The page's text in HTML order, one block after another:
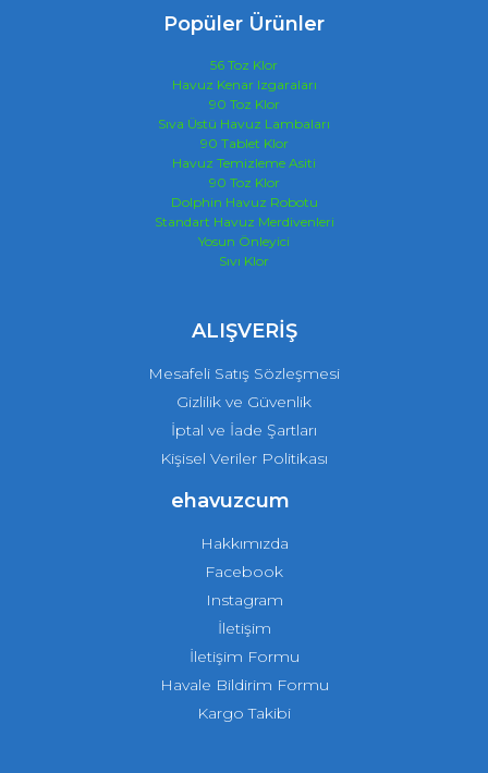
Popüler Ürünler
56 Toz Klor
Havuz Kenar Izgaraları
90 Toz Klor
Sıva Üstü Havuz Lambaları
90 Tablet Klor
Havuz Temizleme Asiti
90 Toz Klor
Dolphin Havuz Robotu
Standart Havuz Merdivenleri
Yosun Önleyici
Sıvı Klor
ALIŞVERİŞ
Mesafeli Satış Sözleşmesi
Gizlilik ve Güvenlik
İptal ve İade Şartları
Kişisel Veriler Politikası
ehavuzcum
Hakkımızda
Facebook
Instagram
İletişim
İletişim Formu
Havale Bildirim Formu
Kargo Takibi